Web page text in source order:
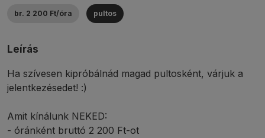
br. 2 200 Ft/óra pultos
Leírás
Ha szívesen kipróbálnád magad pultosként, várjuk a
jelentkezésedet! :)
Amit kínálunk NEKED:
- óránként bruttó 2 200 Ft-ot